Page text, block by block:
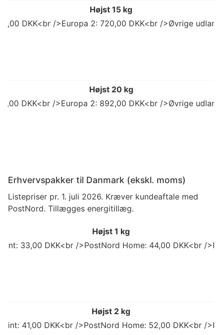
Højst 15 kg
DKK<br />Europa 2: 720,00 DKK<br />Øvrige
Højst 20 kg
DKK<br />Europa 2: 892,00 DKK<br />Øvrige
Erhvervspakker til Danmark (ekskl. moms)
Listepriser pr. 1. juli 2026. Kræver kundeaftale med
PostNord. Tillægges energitillæg.
Højst 1 kg
33,00 DKK<br />PostNord Home: 44,00 DKK<br /
Højst 2 kg
41,00 DKK<br />PostNord Home: 52,00 DKK<br /